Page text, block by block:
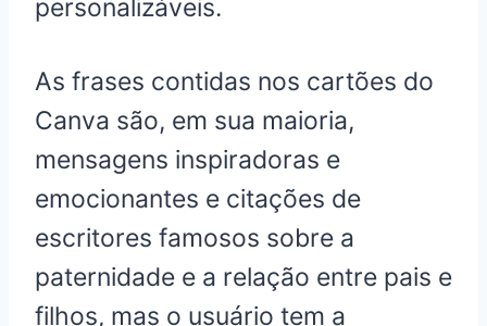
personalizáveis.
As frases contidas nos cartões do
Canva são, em sua maioria,
mensagens inspiradoras e
emocionantes e citações de
escritores famosos sobre a
paternidade e a relação entre pais e
filhos, mas o usuário tem a